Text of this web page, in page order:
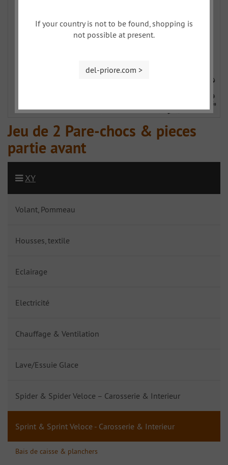
Jeu de 2 Pare-chocs & pieces
partie avant
XY
Volant, Pommeau
Housses, textile
Eclairage
Electricité
Chauffage & Ventilation
Lave/Essuie Glace
Spider & Spider Veloce – Carosserie & Interieur
Sprint & Sprint Veloce - Carosserie & Interieur
Bais de caisse & planchers
If your country is not to be found, shopping is
not possible at present.
del-priore.com >